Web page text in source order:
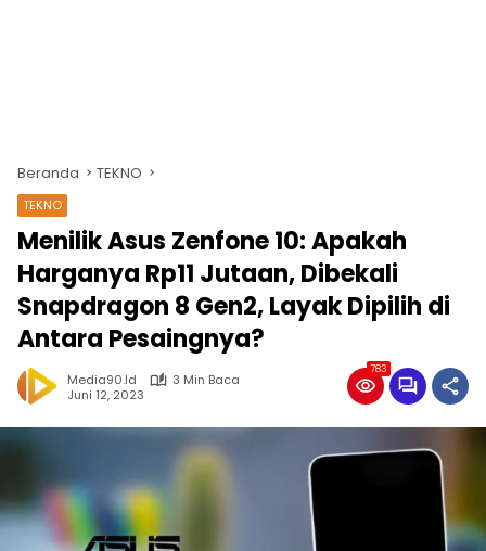
Beranda TEKNO
TEKNO
Menilik Asus Zenfone 10: Apakah
Harganya Rp11 Jutaan, Dibekali
Snapdragon 8 Gen2, Layak Dipilih di
Antara Pesaingnya?
Media90.id
3 Min Baca
Juni 12, 2023
783